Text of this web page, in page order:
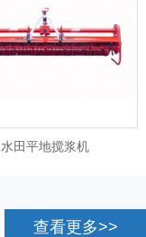
水田平地搅浆机
查看更多>>